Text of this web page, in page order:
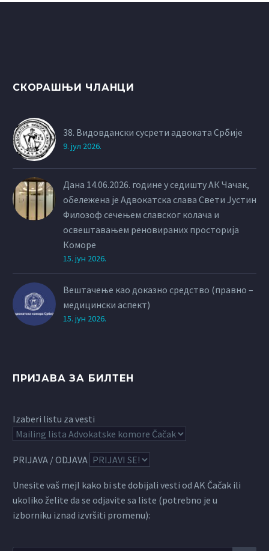
СКОРАШЊИ ЧЛАНЦИ
38. Видовдански сусрети адвоката Србије
9. јул 2026.
Дана 14.06.2026. године у седишту АК Чачак,
обележена је Адвокатска слава Свети Јустин
Филозоф сечењем славског колача и
освештавањем реновираних просторија
Коморе
15. јун 2026.
Вештачење као доказно средство (правно –
медицински аспект)
15. јун 2026.
ПРИЈАВА ЗА БИЛТЕН
Izaberi listu za vesti
PRIJAVA / ODJAVA
Unesite vaš mejl kako bi ste dobijali vesti od AK Čačak ili
ukoliko želite da se odjavite sa liste (potrebno je u
izborniku iznad izvršiti promenu):